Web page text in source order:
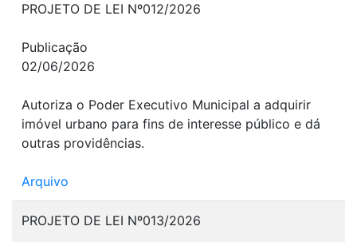
PROJETO DE LEI Nº012/2026
Publicação
02/06/2026
Autoriza o Poder Executivo Municipal a adquirir
imóvel urbano para fins de interesse público e dá
outras providências.
Arquivo
PROJETO DE LEI Nº013/2026